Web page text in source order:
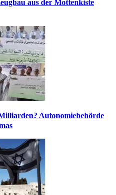
aus der Mottenkiste
Autonomiebehörde